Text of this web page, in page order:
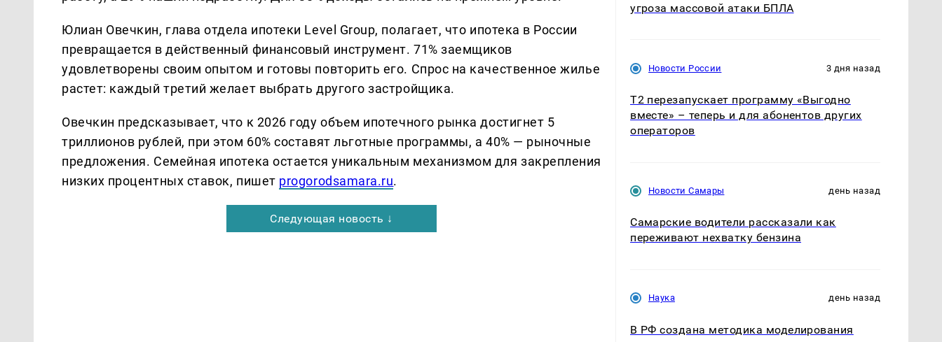
Юлиан Овечкин, глава отдела ипотеки Level Group, полагает, что ипотека в России
превращается в действенный финансовый инструмент. 71% заемщиков
удовлетворены своим опытом и готовы повторить его. Спрос на качественное жилье
растет: каждый третий желает выбрать другого застройщика.
Овечкин предсказывает, что к 2026 году объем ипотечного рынка достигнет 5
триллионов рублей, при этом 60% составят льготные программы, а 40% — рыночные
предложения. Семейная ипотека остается уникальным механизмом для закрепления
низких процентных ставок, пишет progorodsamara.ru.
Следующая новость ↓
угроза массовой атаки БПЛА
Новости России 3 дня назад
Т2 перезапускает программу «Выгодно
вместе» – теперь и для абонентов других
операторов
Новости Самары день назад
Самарские водители рассказали как
переживают нехватку бензина
Наука день назад
В РФ создана методика моделирования